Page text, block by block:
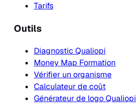
Tarifs
Outils
Diagnostic Qualiopi
Money Map Formation
Vérifier un organisme
Calculateur de coût
Générateur de logo Qualiopi